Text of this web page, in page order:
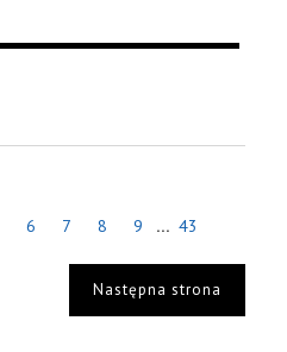
6 7 8 9 ... 43
Następna strona